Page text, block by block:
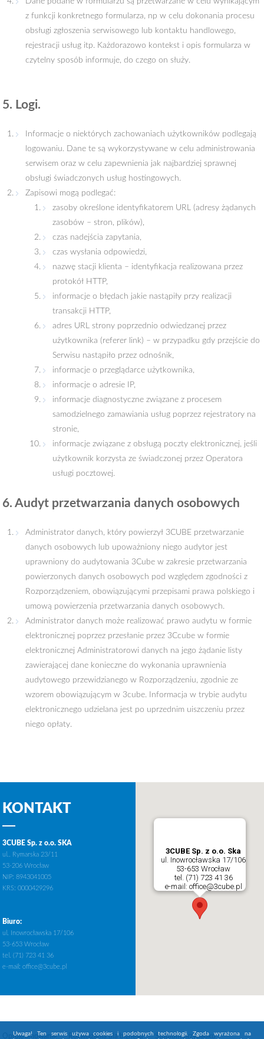
z funkcji konkretnego formularza, np w celu dokonania procesu
obsługi zgłoszenia serwisowego lub kontaktu handlowego,
rejestracji usług itp. Każdorazowo kontekst i opis formularza w
czytelny sposób informuje, do czego on służy.
5. Logi.
Informacje o niektórych zachowaniach użytkowników podlegają
logowaniu. Dane te są wykorzystywane w celu administrowania
serwisem oraz w celu zapewnienia jak najbardziej sprawnej
obsługi świadczonych usług hostingowych.
Zapisowi mogą podlegać:
zasoby określone identyfikatorem URL (adresy żądanych
zasobów – stron, plików),
czas nadejścia zapytania,
czas wysłania odpowiedzi,
nazwę stacji klienta – identyfikacja realizowana przez
protokół HTTP,
informacje o błędach jakie nastąpiły przy realizacji
transakcji HTTP,
adres URL strony poprzednio odwiedzanej przez
użytkownika (referer link) – w przypadku gdy przejście do
Serwisu nastąpiło przez odnośnik,
informacje o przeglądarce użytkownika,
informacje o adresie IP,
informacje diagnostyczne związane z procesem
samodzielnego zamawiania usług poprzez rejestratory na
stronie,
informacje związane z obsługą poczty elektronicznej, jeśli
użytkownik korzysta ze świadczonej przez Operatora
usługi pocztowej.
6. Audyt przetwarzania danych osobowych
Administrator danych, który powierzył 3CUBE przetwarzanie
danych osobowych lub upoważniony niego audytor jest
uprawniony do audytowania 3Cube w zakresie przetwarzania
powierzonych danych osobowych pod względem zgodności z
Rozporządzeniem, obowiązującymi przepisami prawa polskiego i
umową powierzenia przetwarzania danych osobowych.
Administrator danych może realizować prawo audytu w formie
elektronicznej poprzez przesłanie przez 3Ccube w formie
elektronicznej Administratorowi danych na jego żądanie listy
zawierającej dane konieczne do wykonania uprawnienia
audytowego przewidzianego w Rozporządzeniu, zgodnie ze
wzorem obowiązującym w 3cube. Informacja w trybie audytu
elektronicznego udzielana jest po uprzednim uiszczeniu przez
niego opłaty.
KONTAKT
3CUBE Sp. z o.o. SKA
ul.. Rymarska 23/11
53-206 Wrocław
NIP: 8943041005
KRS: 0000429296
Biuro:
ul. Inowrocławska 17/106
53-653 Wrocław
tel. (71) 723 41 36
e-mail:office@3cube.pl
3CUBE Sp. z o.o. Ska
ul. Inowrocławska 17/106
53-653 Wrocław
tel. (71) 723 41 36
e-mail: office@3cube.pl
Oprogramowanie Rozwiązania dla biznesu Studium przypadku
Uwaga! Ten serwis używa cookies i podobnych technologii. Zgoda wyrażona na